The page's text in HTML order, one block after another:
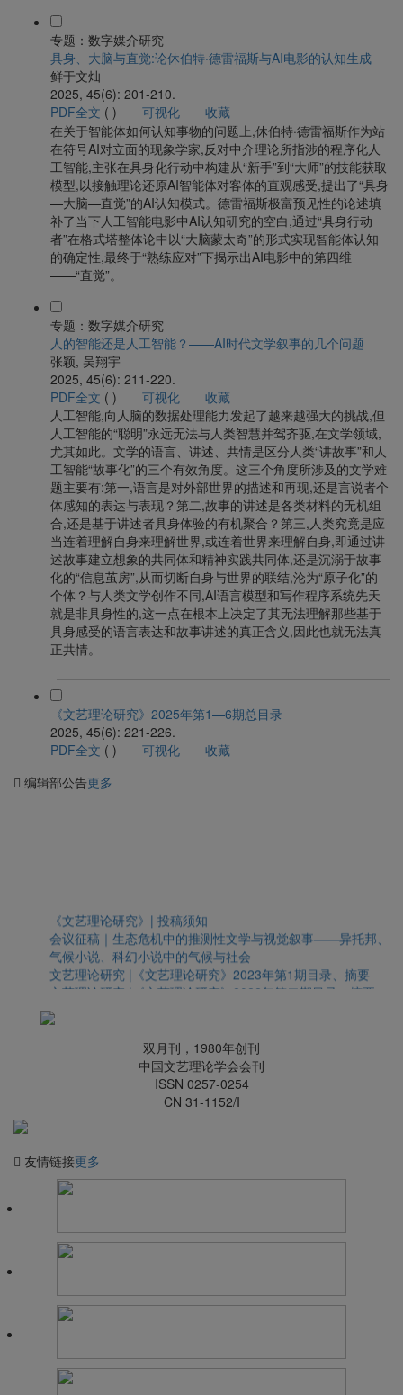
专题：数字媒介研究
具身、大脑与直觉:论休伯特·德雷福斯与AI电影的认知生成
鲜于文灿
2025, 45(6): 201-210.
PDF全文 ( ) 可视化
收藏
在关于智能体如何认知事物的问题上,休伯特·德雷福斯作为站
在符号AI对立面的现象学家,反对中介理论所指涉的程序化人
工智能,主张在具身化行动中构建从“新手”到“大师”的技能获取
模型,以接触理论还原AI智能体对客体的直观感受,提出了“具身
—大脑—直觉”的AI认知模式。德雷福斯极富预见性的论述填
补了当下人工智能电影中AI认知研究的空白,通过“具身行动
者”在格式塔整体论中以“大脑蒙太奇”的形式实现智能体认知
的确定性,最终于“熟练应对”下揭示出AI电影中的第四维
——“直觉”。
专题：数字媒介研究
人的智能还是人工智能？——AI时代文学叙事的几个问题
张颖, 吴翔宇
2025, 45(6): 211-220.
PDF全文 ( ) 可视化
收藏
人工智能,向人脑的数据处理能力发起了越来越强大的挑战,但
人工智能的“聪明”永远无法与人类智慧并驾齐驱,在文学领域,
尤其如此。文学的语言、讲述、共情是区分人类“讲故事”和人
工智能“故事化”的三个有效角度。这三个角度所涉及的文学难
题主要有:第一,语言是对外部世界的描述和再现,还是言说者个
体感知的表达与表现？第二,故事的讲述是各类材料的无机组
合,还是基于讲述者具身体验的有机聚合？第三,人类究竟是应
当连着理解自身来理解世界,或连着世界来理解自身,即通过讲
述故事建立想象的共同体和精神实践共同体,还是沉溺于故事
化的“信息茧房”,从而切断自身与世界的联结,沦为“原子化”的
个体？与人类文学创作不同,AI语言模型和写作程序系统先天
就是非具身性的,这一点在根本上决定了其无法理解那些基于
具身感受的语言表达和故事讲述的真正含义,因此也就无法真
正共情。
《文艺理论研究》2025年第1—6期总目录
2025, 45(6): 221-226.
PDF全文 ( ) 可视化
收藏
编辑部公告更多
会议征稿｜生态危机中的推测性文学与视觉叙事——异托邦、
气候小说、科幻小说中的气候与社会
文艺理论研究 |《文艺理论研究》2023年第1期目录、摘要
文艺理论研究 |《文艺理论研究》2022年第二期目录、摘要
文艺理论研究 | 《文艺理论研究》2021年第1-6期总目录
双月刊，1980年创刊
中国文艺理论学会会刊
ISSN 0257-0254
CN 31-1152/I
友情链接更多